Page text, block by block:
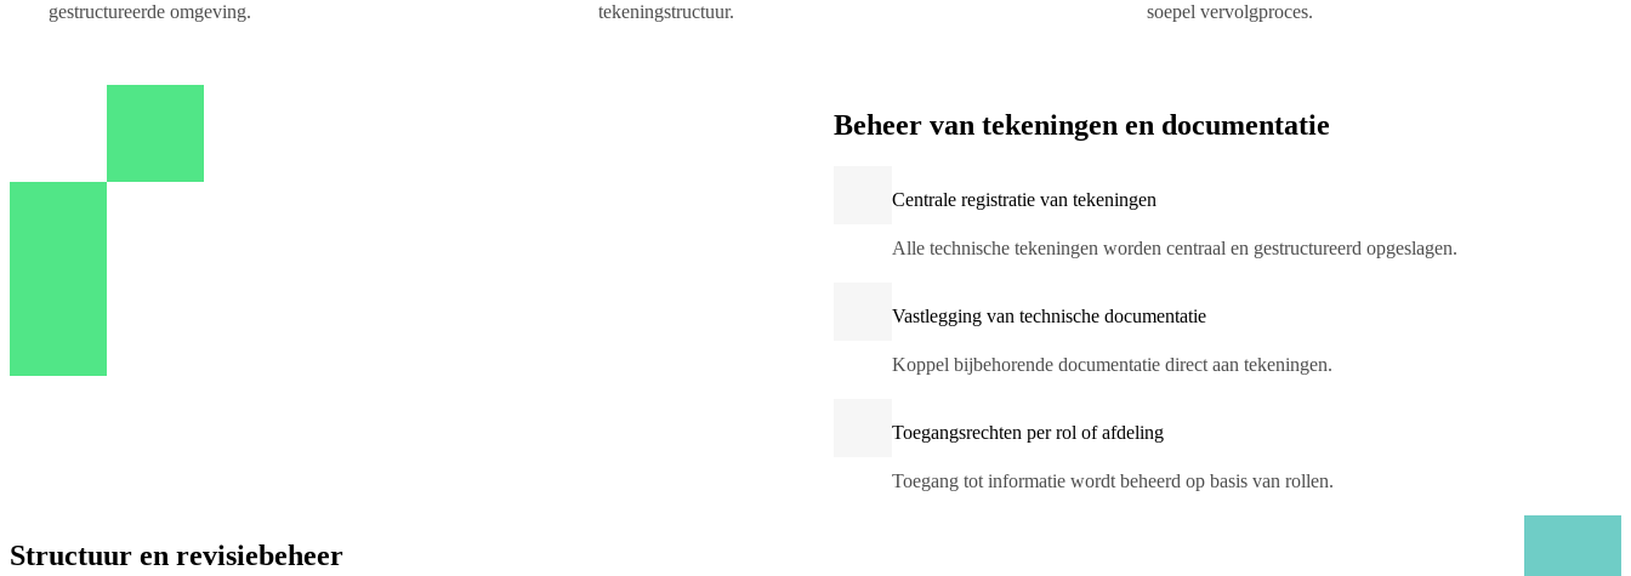
gestructureerde omgeving.
tekeningstructuur.
soepel vervolgproces.
Tekeningen
Beheer van tekeningen en documentatie
Centrale registratie van tekeningen
Alle technische tekeningen worden centraal en gestructureerd opgeslagen.
Vastlegging van technische documentatie
Koppel bijbehorende documentatie direct aan tekeningen.
Toegangsrechten per rol of afdeling
Toegang tot informatie wordt beheerd op basis van rollen.
Structuur en revisiebeheer